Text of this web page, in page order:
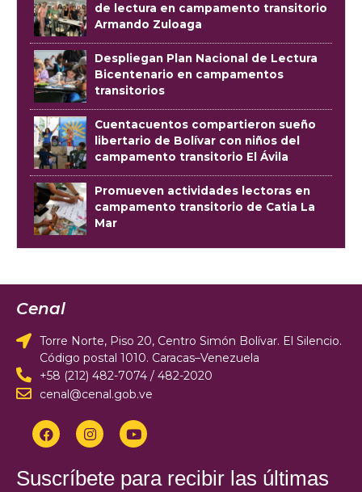
de lectura en campamento transitorio
Armando Zuloaga
Despliegan Plan Nacional de Lectura
Bicentenario en campamentos
transitorios
Cuentacuentos compartieron sueño
libertario de Bolívar con niños del
campamento transitorio El Ávila
Promueven actividades lectoras en
campamento transitorio de Catia La
Mar
Cenal
Torre Norte, Piso 20, Centro Simón Bolívar. El Silencio.
Código postal 1010. Caracas–Venezuela
+58 (212) 482-7074 / 482-2020
cenal@cenal.gob.ve
Suscríbete para recibir las últimas